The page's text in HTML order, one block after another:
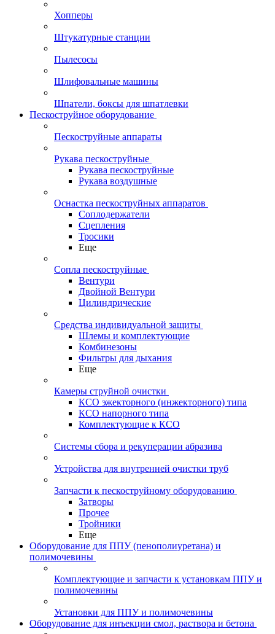
Хопперы
Штукатурные станции
Пылесосы
Шлифовальные машины
Шпатели, боксы для шпатлевки
Пескоструйное оборудование
Пескоструйные аппараты
Рукава пескоструйные
Рукава пескоструйные
Рукава воздушные
Оснастка пескоструйных аппаратов
Соплодержатели
Сцепления
Тросики
Еще
Сопла пескоструйные
Вентури
Двойной Вентури
Цилиндрические
Средства индивидуальной защиты
Шлемы и комплектующие
Комбинезоны
Фильтры для дыхания
Еще
Камеры струйной очистки
КСО эжекторного (инжекторного) типа
КСО напорного типа
Комплектующие к КСО
Системы сбора и рекуперации абразива
Устройства для внутренней очистки труб
Запчасти к пескоструйному оборудованию
Затворы
Прочее
Тройники
Еще
Оборудование для ППУ (пенополиуретана) и
полимочевины
Комплектующие и запчасти к установкам ППУ и
полимочевины
Установки для ППУ и полимочевины
Оборудование для инъекции смол, раствора и бетона